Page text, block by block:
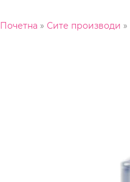
Почетна » Сите производи »